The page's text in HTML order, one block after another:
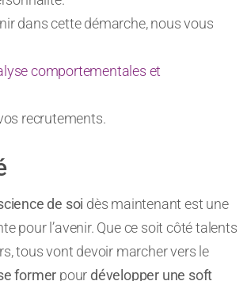
dans cette démarche, nous vous
comportementales et
recrutements.
de soi dès maintenant est une
pour l’avenir. Que ce soit côté talents
tous vont devoir marcher vers le
former pourdévelopper une soft